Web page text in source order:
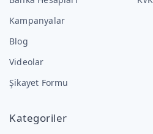
Kampanyalar
Blog
Videolar
Şikayet Formu
Kategoriler